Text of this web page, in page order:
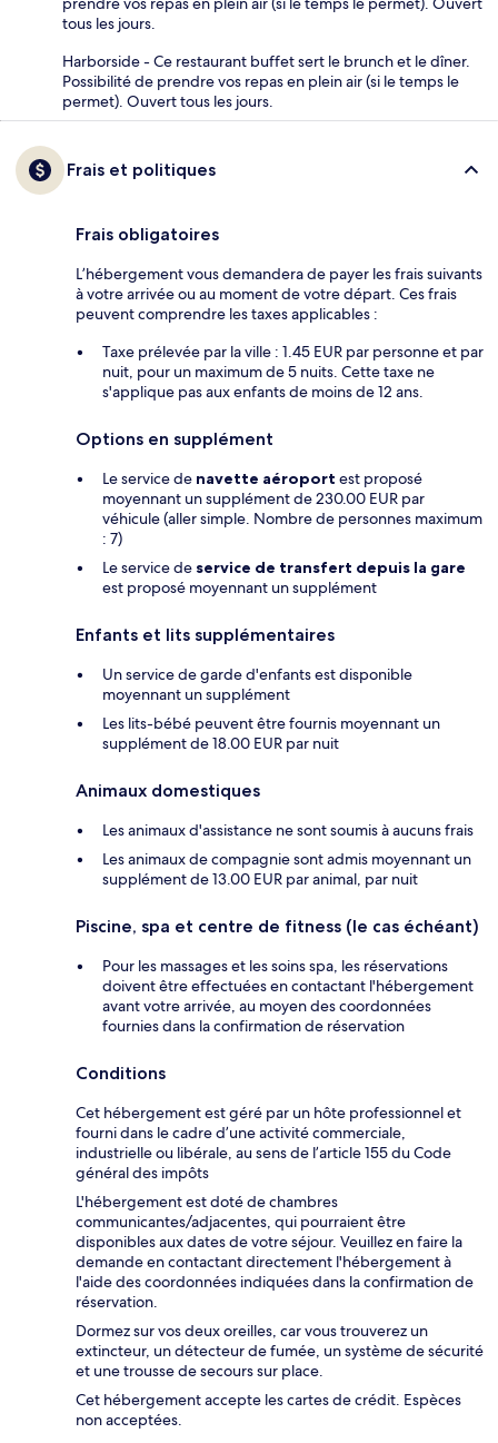
tous les jours.
Harborside - Ce restaurant buffet sert le brunch et le dîner.
Possibilité de prendre vos repas en plein air (si le temps le
permet). Ouvert tous les jours.
Frais et politiques
Frais obligatoires
L’hébergement vous demandera de payer les frais suivants
à votre arrivée ou au moment de votre départ. Ces frais
peuvent comprendre les taxes applicables :
Taxe prélevée par la ville : 1.45 EUR par personne et par
nuit, pour un maximum de 5 nuits. Cette taxe ne
s'applique pas aux enfants de moins de 12 ans.
Options en supplément
Le service de navette aéroport est proposé
moyennant un supplément de 230.00 EUR par
véhicule (aller simple. Nombre de personnes maximum
: 7)
Le service de service de transfert depuis la gare
est proposé moyennant un supplément
Enfants et lits supplémentaires
Un service de garde d'enfants est disponible
moyennant un supplément
Les lits-bébé peuvent être fournis moyennant un
supplément de 18.00 EUR par nuit
Animaux domestiques
Les animaux d'assistance ne sont soumis à aucuns frais
Les animaux de compagnie sont admis moyennant un
supplément de 13.00 EUR par animal, par nuit
Piscine, spa et centre de fitness (le cas échéant)
Pour les massages et les soins spa, les réservations
doivent être effectuées en contactant l'hébergement
avant votre arrivée, au moyen des coordonnées
fournies dans la confirmation de réservation
Conditions
Cet hébergement est géré par un hôte professionnel et
fourni dans le cadre d’une activité commerciale,
industrielle ou libérale, au sens de l’article 155 du Code
général des impôts
L'hébergement est doté de chambres
communicantes/adjacentes, qui pourraient être
disponibles aux dates de votre séjour. Veuillez en faire la
demande en contactant directement l'hébergement à
l'aide des coordonnées indiquées dans la confirmation de
réservation.
Dormez sur vos deux oreilles, car vous trouverez un
extincteur, un détecteur de fumée, un système de sécurité
et une trousse de secours sur place.
Cet hébergement accepte les cartes de crédit. Espèces
non acceptées.